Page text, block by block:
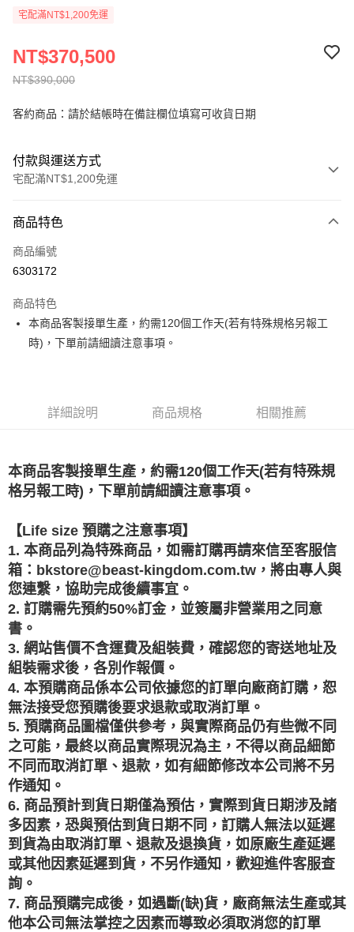
宅配滿NT$1,200免運
NT$390,000
NT$370,500
客約商品：請於結帳時在備註欄位填寫可收貨日期
付款與運送方式
宅配滿NT$1,200免運
信用卡一次付款
LINE Pay
悠遊付
Google Pay
運送方式
每筆NT$120，滿NT$1,200(含以上)免運費
預購專用-離島
商品特色
商品編號
6303172
商品特色
本商品客製接單生產，約需120個工作天(若有特殊規格另報工
時)，下單前請細讀注意事項。
詳細說明 商品規格 相關推薦
本商品客製接單生產，約需120個工作天(若有特殊規
格另報工時)，下單前請細讀注意事項。
【Life size 預購之注意事項】
1. 本商品列為特殊商品，如需訂購再請來信至客服信
箱：bkstore@beast-kingdom.com.tw，將由專人與
您連繫，協助完成後續事宜。
2. 訂購需先預約50%訂金，並簽屬非營業用之同意
書。
3. 網站售價不含運費及組裝費，確認您的寄送地址及
組裝需求後，各別作報價。
4. 本預購商品係本公司依據您的訂單向廠商訂購，恕
無法接受您預購後要求退款或取消訂單。
5. 預購商品圖檔僅供參考，與實際商品仍有些微不同
之可能，最終以商品實際現況為主，不得以商品細節
不同而取消訂單、退款，如有細節修改本公司將不另
作通知。
6. 商品預計到貨日期僅為預估，實際到貨日期涉及諸
多因素，恐與預估到貨日期不同，訂購人無法以延遲
到貨為由取消訂單、退款及退換貨，如原廠生產延遲
或其他因素延遲到貨，不另作通知，歡迎進件客服查
詢。
7. 商品預購完成後，如遇斷(缺)貨，廠商無法生產或其
他本公司無法掌控之因素而導致必須取消您的訂單